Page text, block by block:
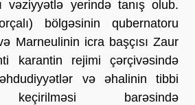
vəziyyətlə yerində tanış olub.
bölgəsinin qubernatoru
Marneulinin icra başçısı Zaur
karantin rejimi çərçivəsində
və əhalinin tibbi
keçirilməsi barəsində